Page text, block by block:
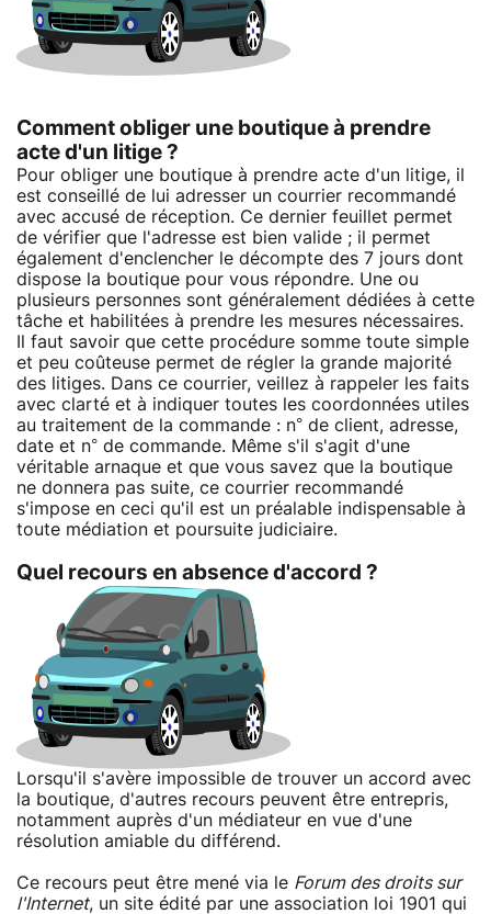
Comment obliger une boutique à prendre
acte d'un litige ?
Pour obliger une boutique à prendre acte d'un litige, il
est conseillé de lui adresser un courrier recommandé
avec accusé de réception. Ce dernier feuillet permet
de vérifier que l'adresse est bien valide ; il permet
également d'enclencher le décompte des 7 jours dont
dispose la boutique pour vous répondre. Une ou
plusieurs personnes sont généralement dédiées à cette
tâche et habilitées à prendre les mesures nécessaires.
Il faut savoir que cette procédure somme toute simple
et peu coûteuse permet de régler la grande majorité
des litiges. Dans ce courrier, veillez à rappeler les faits
avec clarté et à indiquer toutes les coordonnées utiles
au traitement de la commande : n° de client, adresse,
date et n° de commande. Même s'il s'agit d'une
véritable arnaque et que vous savez que la boutique
ne donnera pas suite, ce courrier recommandé
s'impose en ceci qu'il est un préalable indispensable à
toute médiation et poursuite judiciaire.
Quel recours en absence d'accord ?
Lorsqu'il s'avère impossible de trouver un accord avec
la boutique, d'autres recours peuvent être entrepris,
notamment auprès d'un médiateur en vue d'une
résolution amiable du différend.
Ce recours peut être mené via le Forum des droits sur
l'Internet, un site édité par une association loi 1901 qui